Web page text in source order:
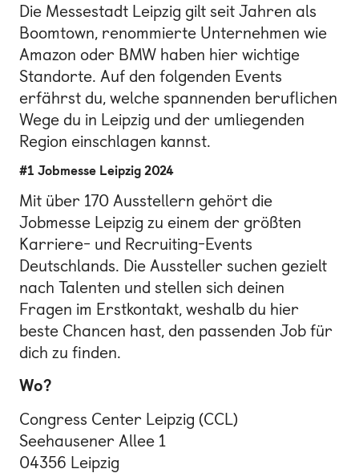
Die Messestadt Leipzig gilt seit Jahren als
Boomtown, renommierte Unternehmen wie
Amazon oder BMW haben hier wichtige
Standorte. Auf den folgenden Events
erfährst du, welche spannenden beruflichen
Wege du in Leipzig und der umliegenden
Region einschlagen kannst.
#1 Jobmesse Leipzig 2024
Mit über 170 Ausstellern gehört die
Jobmesse Leipzig zu einem der größten
Karriere- und Recruiting-Events
Deutschlands. Die Aussteller suchen gezielt
nach Talenten und stellen sich deinen
Fragen im Erstkontakt, weshalb du hier
beste Chancen hast, den passenden Job für
dich zu finden.
Wo?
Congress Center Leipzig (CCL)
Seehausener Allee 1
04356 Leipzig